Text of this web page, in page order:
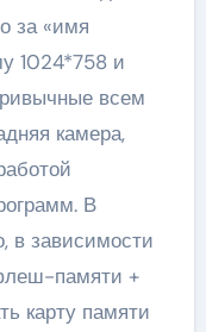
за «имя
1024*758 и
всем
камера,
В
в зависимости
памяти +
карту памяти